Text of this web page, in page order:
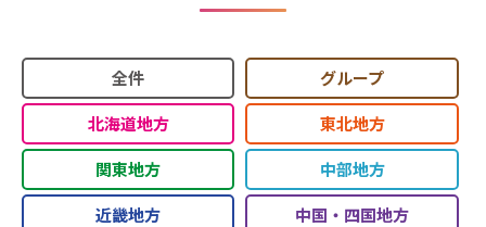
全件
グループ
北海道地方
東北地方
関東地方
中部地方
近畿地方
中国・四国地方